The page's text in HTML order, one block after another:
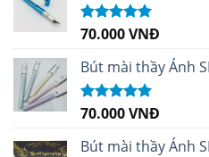
Được xếp
sao
70.000VNĐ
Bút mài thầy Ánh
Được xếp
sao
70.000VNĐ
Bút mài thầy Ánh